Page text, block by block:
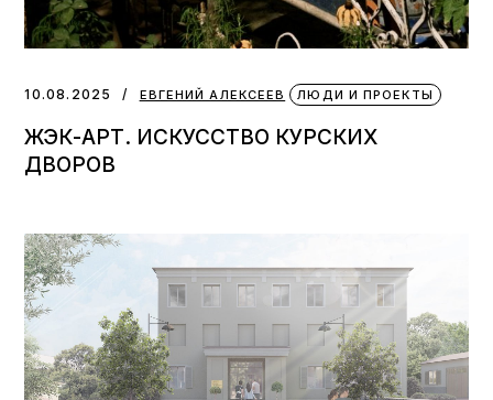
10.08.2025 ЕВГЕНИЙ АЛЕКСЕЕВ ЛЮДИ И ПРОЕКТЫ
ЖЭК-АРТ. ИСКУССТВО КУРСКИХ
ДВОРОВ